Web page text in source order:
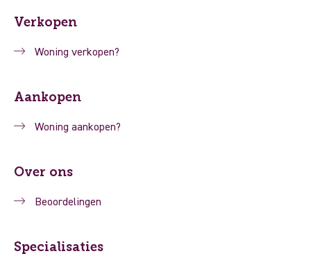
Verkopen
Woning verkopen?
Aankopen
Woning aankopen?
Over ons
Beoordelingen
Specialisaties